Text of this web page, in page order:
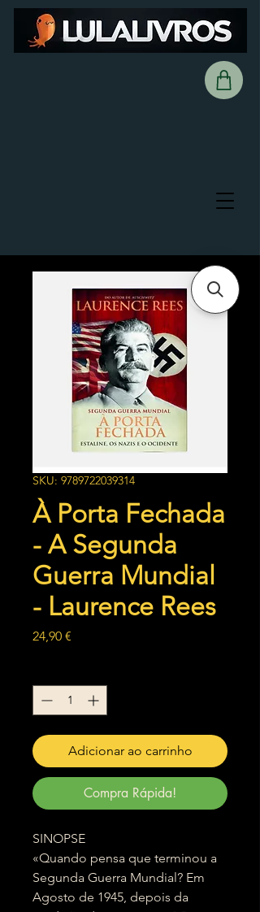
SKU: 9789722039314
À Porta Fechada
- A Segunda
Guerra Mundial
- Laurence Rees
24,90 €
Adicionar ao carrinho
Compra Rápida!
SINOPSE
«Quando pensa que terminou a
Segunda Guerra Mundial? Em
Agosto de 1945, depois da